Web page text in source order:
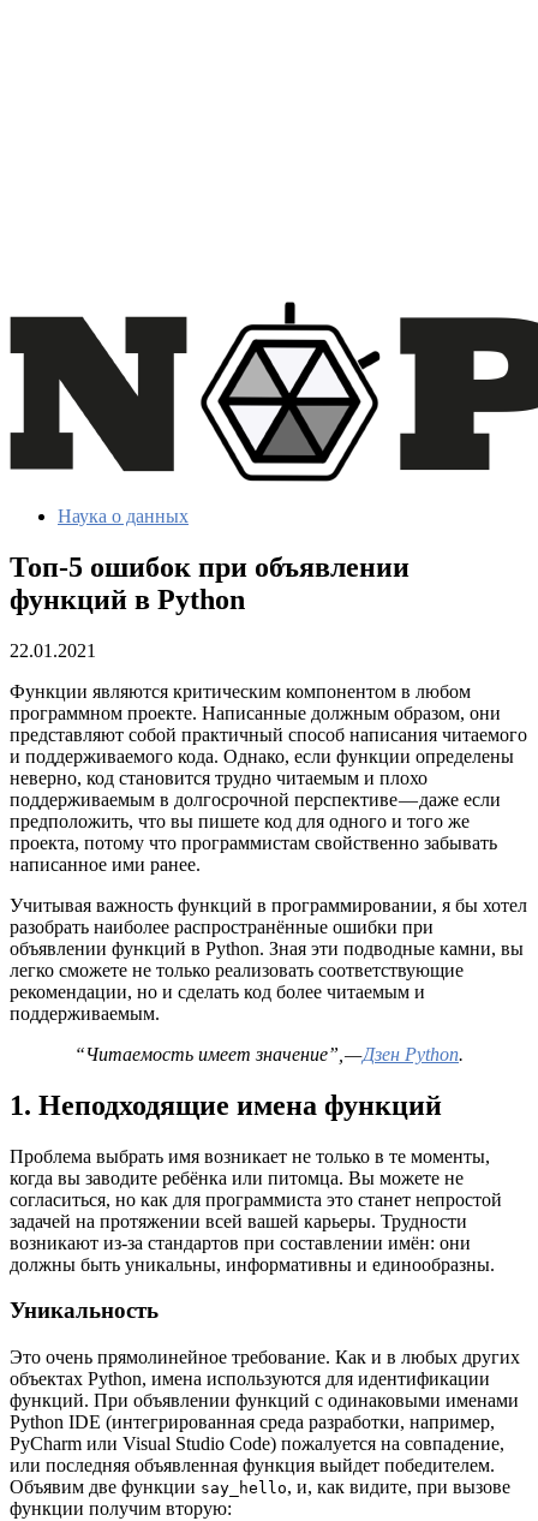
Наука о данных
Топ-5 ошибок при объявлении
функций в Python
22.01.2021
Функции являются критическим компонентом в любом
программном проекте. Написанные должным образом, они
представляют собой практичный способ написания читаемого
и поддерживаемого кода. Однако, если функции определены
неверно, код становится трудно читаемым и плохо
поддерживаемым в долгосрочной перспективе — даже если
предположить, что вы пишете код для одного и того же
проекта, потому что программистам свойственно забывать
написанное ими ранее.
Учитывая важность функций в программировании, я бы хотел
разобрать наиболее распространённые ошибки при
объявлении функций в Python. Зная эти подводные камни, вы
легко сможете не только реализовать соответствующие
рекомендации, но и сделать код более читаемым и
поддерживаемым.
“Читаемость имеет значение”, —Дзен Python.
1. Неподходящие имена функций
Проблема выбрать имя возникает не только в те моменты,
когда вы заводите ребёнка или питомца. Вы можете не
согласиться, но как для программиста это станет непростой
задачей на протяжении всей вашей карьеры. Трудности
возникают из-за стандартов при составлении имён: они
должны быть уникальны, информативны и единообразны.
Уникальность
Это очень прямолинейное требование. Как и в любых других
объектах Python, имена используются для идентификации
функций. При объявлении функций с одинаковыми именами
Python IDE (интегрированная среда разработки, например,
PyCharm или Visual Studio Code) пожалуется на совпадение,
или последняя объявленная функция выйдет победителем.
Объявим две функции say_hello, и, как видите, при вызове
функции получим вторую: